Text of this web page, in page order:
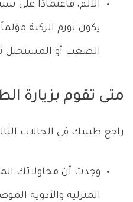
الألم، فاعتمادًا على
يكون تورم الركبة
الصعب أو المستحيل
متى تقوم بزيارة
راجع طبيبك في الحالات
وجدت أن محاولاتك
المنزلية والأدوية